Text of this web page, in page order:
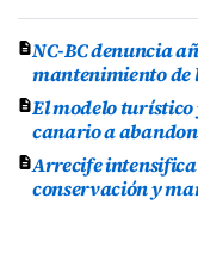
NC-BC denuncia
mantenimiento de
El modelo
canario a
Arrecife
conservación y